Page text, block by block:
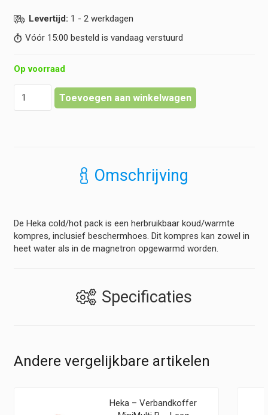
Levertijd: 1 - 2 werkdagen
Vóór 15:00 besteld is vandaag verstuurd
Op voorraad
Toevoegen aan winkelwagen
Omschrijving
De Heka cold/hot pack is een herbruikbaar koud/warmte
kompres, inclusief beschermhoes. Dit kompres kan zowel in
heet water als in de magnetron opgewarmd worden.
Specificaties
Andere vergelijkbare artikelen
Heka – Verbandkoffer